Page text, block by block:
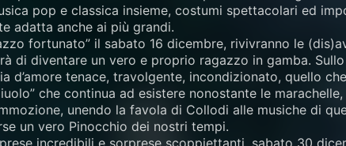
pop e classica insieme, costumi spettacolari ed
adatta anche ai più grandi.
fortunato” il sabato 16 dicembre, rivivranno le
di diventare un vero e proprio ragazzo in gamba.
d’amore tenace, travolgente, incondizionato, quello
che continua ad esistere nonostante le
unendo la favola di Collodi alle musiche di
un vero Pinocchio dei nostri tempi.
incredibili e sorprese scoppiettanti, sabato 30